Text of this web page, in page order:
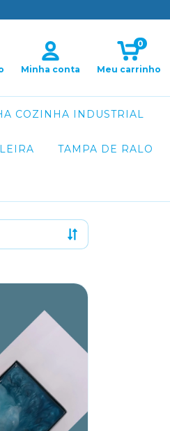
Minha conta Meu carrinho
0
COZINHA INDUSTRIAL
TAMPA DE RALO